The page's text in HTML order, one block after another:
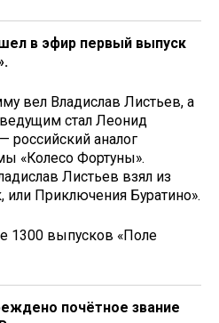
в эфир первый выпуск
вел Владислав Листьев, а
стал Леонид
российский аналог
«Колесо Фортуны».
Листьев взял из
или Приключения Буратино».
1300 выпусков «Поле
почётное звание